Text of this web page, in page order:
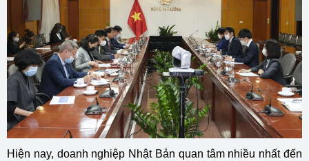
Hiện nay, doanh nghiệp Nhật Bản quan tâm nhiều nhất đến